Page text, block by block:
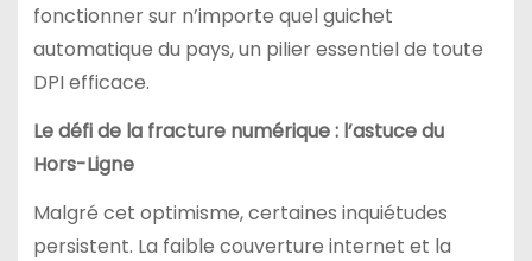
fonctionner sur n’importe quel guichet
automatique du pays, un pilier essentiel de toute
DPI efficace.
Le défi de la fracture numérique : l’astuce du
Hors-Ligne
Malgré cet optimisme, certaines inquiétudes
persistent. La faible couverture internet et la